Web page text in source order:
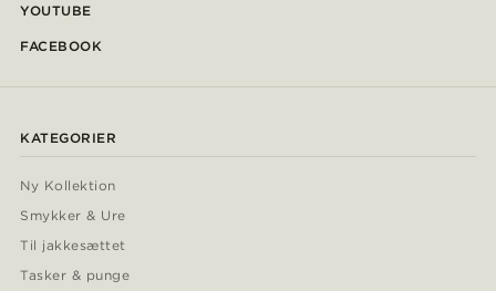
YOUTUBE
FACEBOOK
KATEGORIER
Ny Kollektion
Smykker & Ure
Til jakkesættet
Tasker & punge